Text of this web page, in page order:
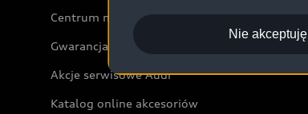
Centrum napraw powypadkowych
Gwarancja
Akcje serwisowe Audi
Katalog online akcesoriów
Nie akceptuję